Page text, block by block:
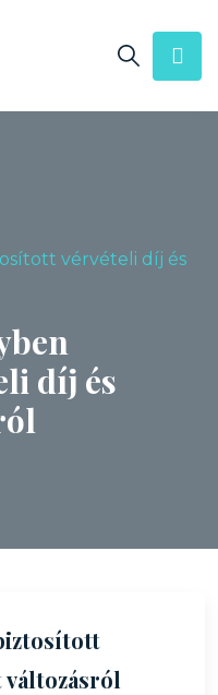
vérvételi díj és
díj és